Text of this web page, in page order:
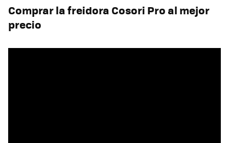
Comprar la freidora Cosori Pro al mejor
precio